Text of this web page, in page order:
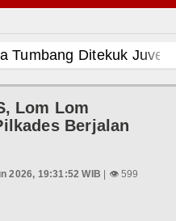
Ditekuk Juventus
Bermain Imbang
vs Aston Villa Laga
Lom Lom
Berjalan
2026, 19:31:52 WIB | 👁 599